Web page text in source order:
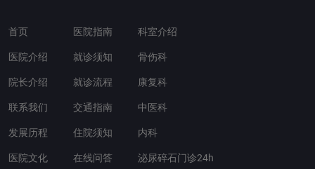
首页
医院介绍
院长介绍
联系我们
发展历程
医院文化
医院指南
就诊须知
就诊流程
交通指南
住院须知
在线问答
科室介绍
骨伤科
康复科
中医科
内科
泌尿碎石门诊24h